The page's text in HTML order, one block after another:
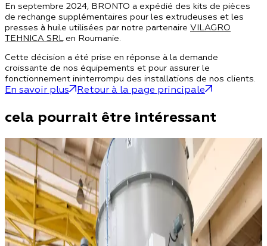
En septembre 2024, BRONTO a expédié des kits de pièces
de rechange supplémentaires pour les extrudeuses et les
presses à huile utilisées par notre partenaire VILAGRO
TEHNICA SRL en Roumanie.
Cette décision a été prise en réponse à la demande
croissante de nos équipements et pour assurer le
fonctionnement ininterrompu des installations de nos clients.
En savoir plus Retour à la page principale
cela pourrait être intéressant